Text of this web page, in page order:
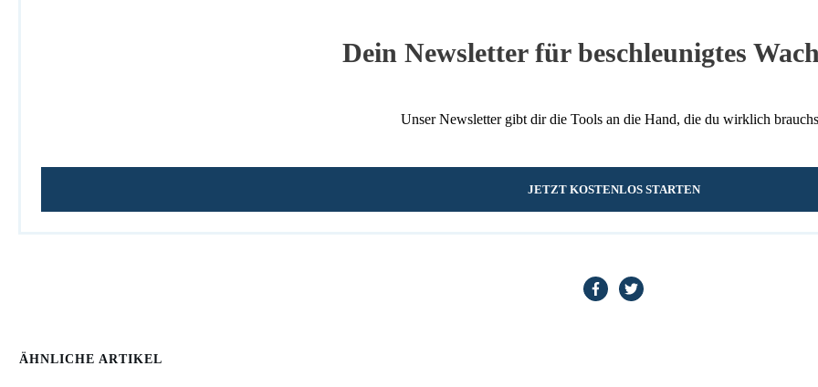
Dein Newsletter für beschleunigtes
Unser Newsletter gibt dir die Tools an die Hand, die du wirklich
JETZT KOSTENLOS STARTEN
ÄHNLICHE ARTIKEL